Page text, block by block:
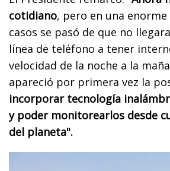
cotidiano, pero en una
casos se pasó de que no
línea de teléfono a tener
velocidad de la noche a la
apareció por primera vez la
incorporar tecnología
y poder monitorearlos desde
del planeta".